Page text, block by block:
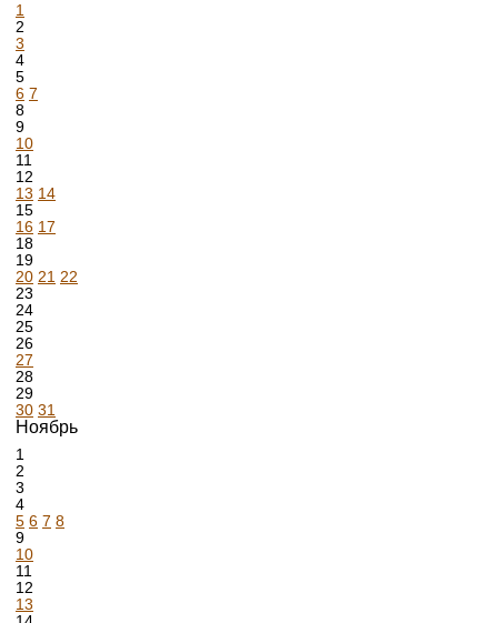
1
2
3
4
5
6 7
8
9
10
11
12
13 14
15
16 17
18
19
20 21 22
23
24
25
26
27
28
29
30 31
Ноябрь
1
2
3
4
5 6 7 8
9
10
11
12
13